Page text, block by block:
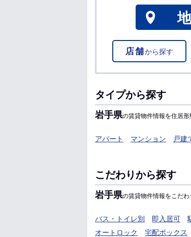
店舗から探す
タイプから探す
岩手県の賃貸物件情報を住居形
アパート マンション 戸建
こだわりから探す
岩手県の賃貸物件情報をこだわ
バス・トイレ別 即入居可
オートロック
宅配ボックス